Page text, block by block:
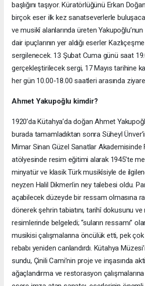
başlığını taşıyor. Küratörlüğünü Erkan
birçok eser ilk kez sanatseverlerle
ve musikî alanlarında üreten
dair ipuçlarının yer aldığı eserler
sergilenecek. 13 Şubat Cuma günü saat
gerçekleştirilecek sergi, 17 Mayıs tarihine
her gün 10.00-18.00 saatleri arasında
Ahmet Yakupoğlu kimdir?
1920’da Kütahya’da doğan Ahmet
burada tamamladıktan sonra Süheyl
Mimar Sinan Güzel Sanatlar Akademisinde
atölyesinde resim eğitimi alarak 1945’te
minyatür ve klasik Türk musikîsiyle de
neyzen Halil Dikmen’in ney talebesi oldu.
açabilecek düzeyde bir ressam olmasına
dönerek şehrin tabiatını, tarihî dokusunu
resimlerinde belgeledi; “suların ressamı”
musikisi çalışmalarına öncülük etti, pek
rebabı yeniden canlandırdı. Kütahya
sundu, Çinili Cami’nin proje ve inşasında
ağaçlandırma ve restorasyon çalışmalarına